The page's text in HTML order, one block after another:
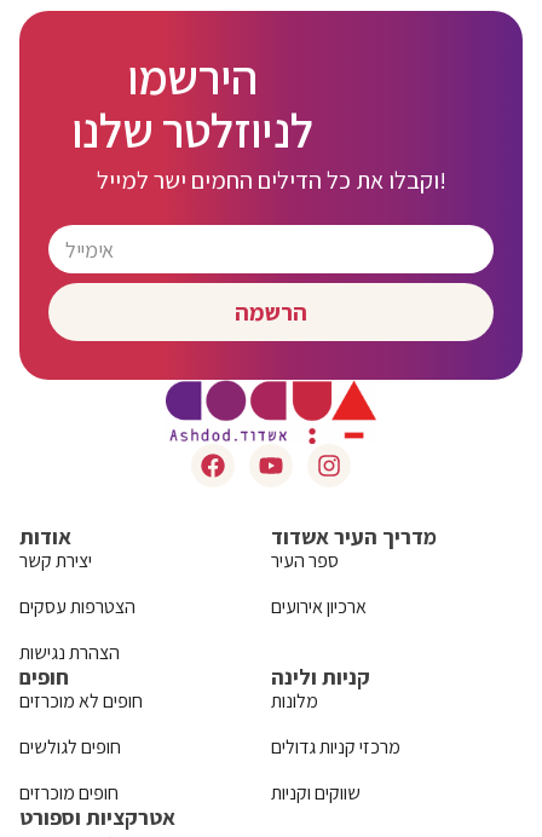
הירשמו
לניוזלטר שלנו
וקבלו את כל הדילים החמים ישר למייל!
הרשמה
אודות
יצירת קשר
הצטרפות עסקים
הצהרת נגישות
מדריך העיר אשדוד
ספר העיר
ארכיון אירועים
חופים
חופים לא מוכרזים
חופים לגולשים
חופים מוכרזים
קניות ולינה
מלונות
מרכזי קניות גדולים
שווקים וקניות
אטרקציות וספורט